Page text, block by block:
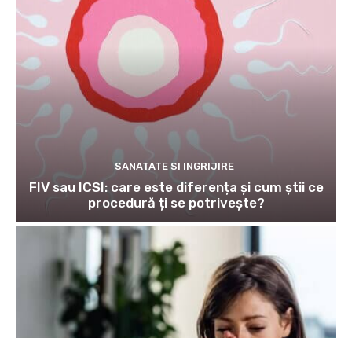
SANATATE SI INGRIJIRE
FIV sau ICSI: care este diferența și cum știi ce
procedură ți se potrivește?